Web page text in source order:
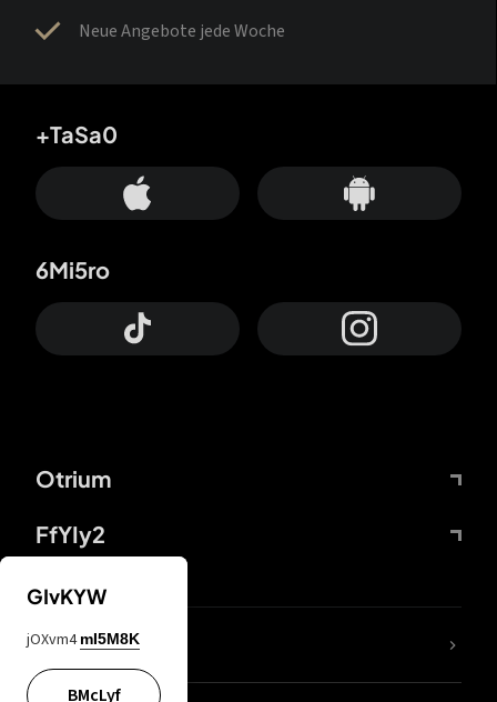
Neue Angebote jede Woche
Otrium
FfYIy2
+TaSa0
6Mi5ro
DDcvSo
GIvKYW
jOXvm4 mI5M8K
BMcLyf